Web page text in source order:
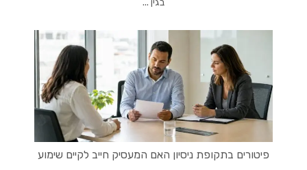
בגין ...
פיטורים בתקופת ניסיון האם המעסיק חייב לקיים שימוע